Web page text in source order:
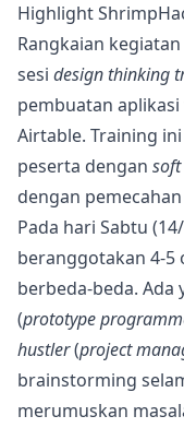
Highlight
Rangkaian
sesi design thinking
pembuatan
Airtable. Training
peserta dengan
dengan
Pada hari Sabtu
beranggotakan 4-5
berbeda-beda. Ada
(prototype
hustler(project
brainstorming
merumuskan